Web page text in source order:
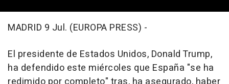
MADRID 9 Jul. (EUROPA PRESS) -
El presidente de Estados Unidos, Donald Trump,
ha defendido este miércoles que España "se ha